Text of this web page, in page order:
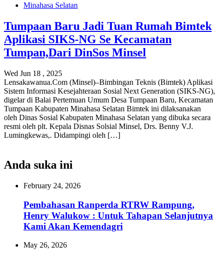
Minahasa Selatan
Tumpaan Baru Jadi Tuan Rumah Bimtek
Aplikasi SIKS-NG Se Kecamatan
Tumpan,Dari DinSos Minsel
Wed Jun 18 , 2025
Lensakawanua.Com (Minsel)–Bimbingan Teknis (Bimtek) Aplikasi
Sistem Informasi Kesejahteraan Sosial Next Generation (SIKS-NG),
digelar di Balai Pertemuan Umum Desa Tumpaan Baru, Kecamatan
Tumpaan Kabupaten Minahasa Selatan Bimtek ini dilaksanakan
oleh Dinas Sosial Kabupaten Minahasa Selatan yang dibuka secara
resmi oleh plt. Kepala Disnas Solsial Minsel, Drs. Benny V.J.
Lumingkewas,. Didampingi oleh […]
Anda suka ini
February 24, 2026
Pembahasan Ranperda RTRW Rampung,
Henry Walukow : Untuk Tahapan Selanjutnya
Kami Akan Kemendagri
May 26, 2026